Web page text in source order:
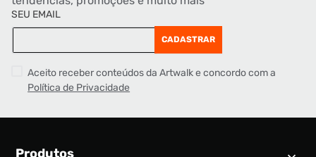
SEU EMAIL
CADASTRAR
Aceito receber conteúdos da Artwalk e concordo com a
Política de Privacidade
Produtos